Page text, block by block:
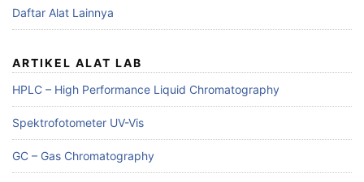
Daftar Alat Lainnya
ARTIKEL ALAT LAB
HPLC – High Performance Liquid Chromatography
Spektrofotometer UV-Vis
GC – Gas Chromatography